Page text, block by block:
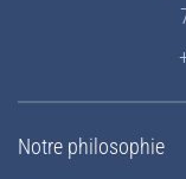
Notre philosophie